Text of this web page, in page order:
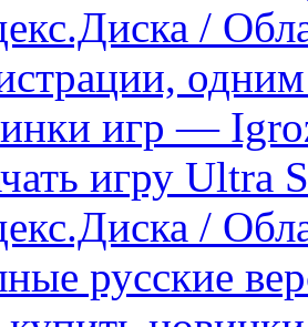
/
игр —
игру Ultra
/
русские